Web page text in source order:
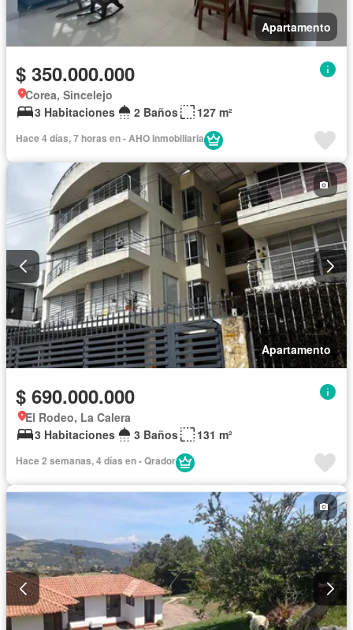
Apartamento
$ 350.000.000
Corea, Sincelejo
3 Habitaciones
2 Baños 127 m²
Hace 4 días, 7 horas en - AHO Inmobiliaria
Apartamento
$ 690.000.000
El Rodeo, La Calera
3 Habitaciones
3 Baños 131 m²
Hace 2 semanas, 4 días en - Qrador